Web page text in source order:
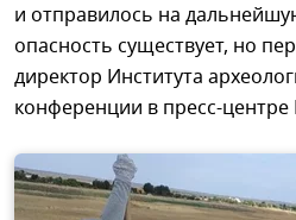
и отправилось на
опасность существует, но
директор Института
конференции в пресс-